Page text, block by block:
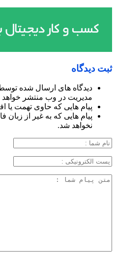
ثبت دیدگاه
دیدگاه های ارسال شده
مدیریت در وب منتشر
پیام هایی که حاوی تهمت یا
پیام هایی که به غیر از زبان
نخواهد شد.